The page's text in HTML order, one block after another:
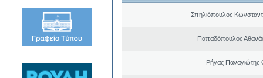
Σπηλιόπουλος
Παπαδόπουλος
Ρήγας Παναγιώτης